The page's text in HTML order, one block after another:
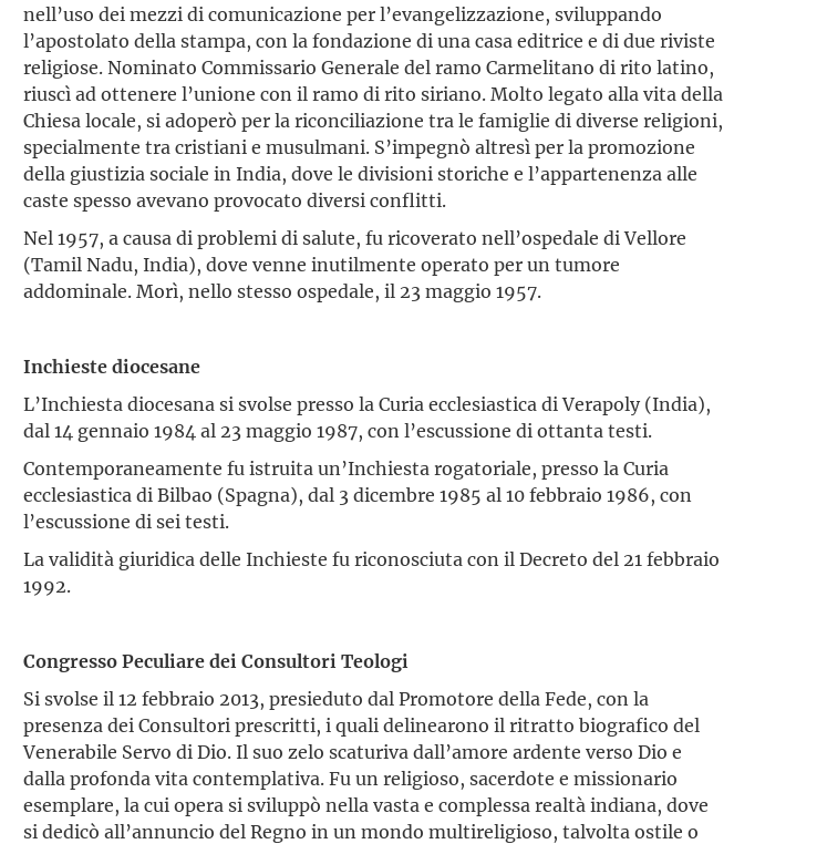
nell’uso dei mezzi di comunicazione per l’evangelizzazione, sviluppando
l’apostolato della stampa, con la fondazione di una casa editrice e di due riviste
religiose. Nominato Commissario Generale del ramo Carmelitano di rito latino,
riuscì ad ottenere l’unione con il ramo di rito siriano. Molto legato alla vita della
Chiesa locale, si adoperò per la riconciliazione tra le famiglie di diverse religioni,
specialmente tra cristiani e musulmani. S’impegnò altresì per la promozione
della giustizia sociale in India, dove le divisioni storiche e l’appartenenza alle
caste spesso avevano provocato diversi conflitti.
Nel 1957, a causa di problemi di salute, fu ricoverato nell’ospedale di Vellore
(Tamil Nadu, India), dove venne inutilmente operato per un tumore
addominale. Morì, nello stesso ospedale, il 23 maggio 1957.
Inchieste diocesane
L’Inchiesta diocesana si svolse presso la Curia ecclesiastica di Verapoly (India),
dal 14 gennaio 1984 al 23 maggio 1987, con l’escussione di ottanta testi.
Contemporaneamente fu istruita un’Inchiesta rogatoriale, presso la Curia
ecclesiastica di Bilbao (Spagna), dal 3 dicembre 1985 al 10 febbraio 1986, con
l’escussione di sei testi.
La validità giuridica delle Inchieste fu riconosciuta con il Decreto del 21 febbraio
1992.
Congresso Peculiare dei Consultori Teologi
Si svolse il 12 febbraio 2013, presieduto dal Promotore della Fede, con la
presenza dei Consultori prescritti, i quali delinearono il ritratto biografico del
Venerabile Servo di Dio. Il suo zelo scaturiva dall’amore ardente verso Dio e
dalla profonda vita contemplativa. Fu un religioso, sacerdote e missionario
esemplare, la cui opera si sviluppò nella vasta e complessa realtà indiana, dove
si dedicò all’annuncio del Regno in un mondo multireligioso, talvolta ostile o